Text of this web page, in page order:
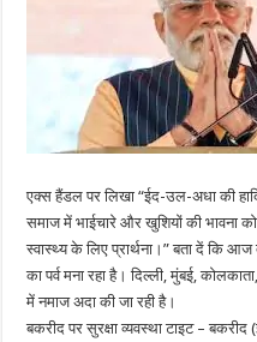
एक्स हैंडल पर लिखा “ईद-उल-अधा की
समाज में भाईचारे और खुशियों की
स्वास्थ्य के लिए प्रार्थना।” बता दें कि
का पर्व मना रहा है। दिल्ली, मुंबई,
में नमाज अदा की जा रही है।
बकरीद पर सुरक्षा व्यवस्था टाइट –